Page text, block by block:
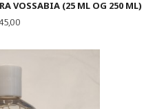
VOSSABIA (25 ML OG 250 ML)